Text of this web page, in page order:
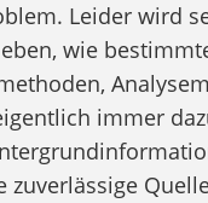
Leider wird
wie
immer